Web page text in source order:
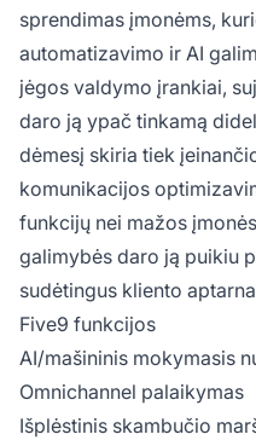
sprendimas įmonėms,
automatizavimo ir AI
jėgos valdymo įrankiai,
daro ją ypač tinkamą
dėmesį skiria tiek
komunikacijos
funkcijų nei mažos
galimybės daro ją puikiu
sudėtingus kliento
Five9 funkcijos
AI/mašininis mokymasis
Omnichannel palaikymas
Išplėstinis skambučio